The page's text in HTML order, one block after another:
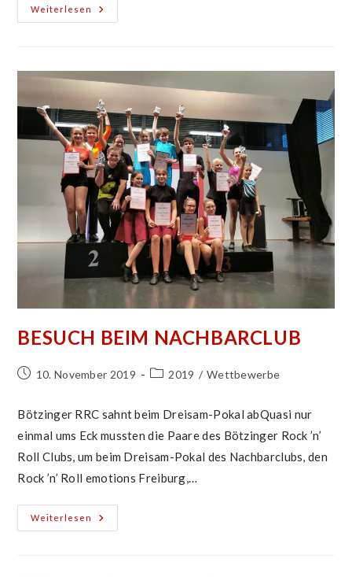
Weiterlesen
Jahresbericht
2019
BESUCH BEIM NACHBARCLUB
Beitrag10. November 2019
Beitrags-
2019 / Wettbewerbe
Bötzinger RRC sahnt beim Dreisam-Pokal abQuasi nur
einmal ums Eck mussten die Paare des Bötzinger Rock ’n’
Roll Clubs, um beim Dreisam-Pokal des Nachbarclubs, den
Rock ’n’ Roll emotions Freiburg,…
Weiterlesen
Besuch
Beim